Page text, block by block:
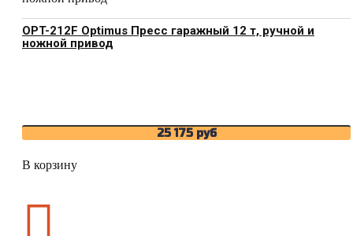
OPT-212F Optimus Пресс гаражный 12 т, ручной и
ножной привод
25 175 руб
В корзину